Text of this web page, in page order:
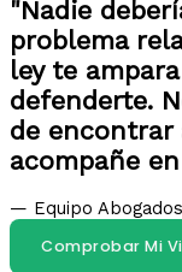
"Nadie
problema
ley te
defenderte.
de
acompañe
— Equipo
Comprobar Mi